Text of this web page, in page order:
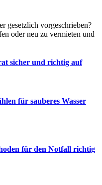
gesetzlich vorgeschrieben?
oder neu zu vermieten und
sicher und richtig auf
für sauberes Wasser
für den Notfall richtig